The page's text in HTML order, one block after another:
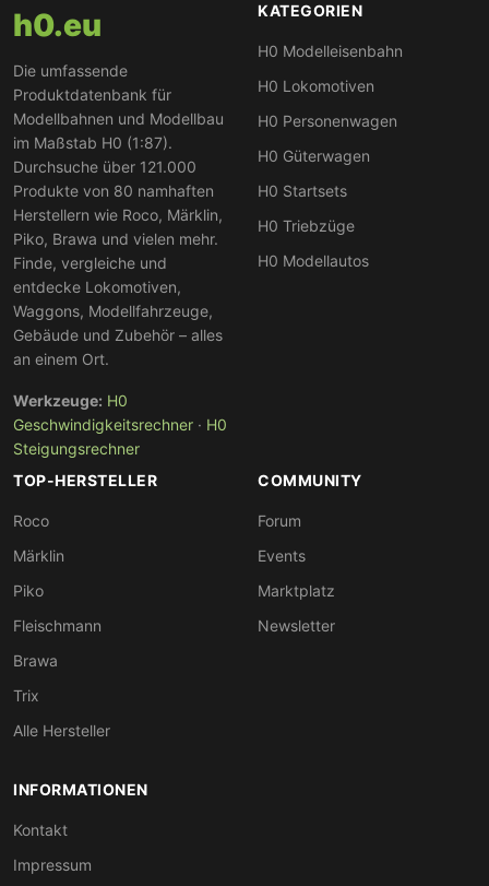
h0.eu
Die umfassende
Produktdatenbank für
Modellbahnen und Modellbau
im Maßstab H0 (1:87).
Durchsuche über 121.000
Produkte von 80 namhaften
Herstellern wie Roco, Märklin,
Piko, Brawa und vielen mehr.
Finde, vergleiche und
entdecke Lokomotiven,
Waggons, Modellfahrzeuge,
Gebäude und Zubehör – alles
an einem Ort.
Werkzeuge: H0
Geschwindigkeitsrechner · H0
Steigungsrechner
KATEGORIEN
H0 Modelleisenbahn
H0 Lokomotiven
H0 Personenwagen
H0 Güterwagen
H0 Startsets
H0 Triebzüge
H0 Modellautos
TOP-HERSTELLER
Roco
Märklin
Piko
Fleischmann
Brawa
Trix
Alle Hersteller
COMMUNITY
Forum
Events
Marktplatz
Newsletter
INFORMATIONEN
Kontakt
Impressum